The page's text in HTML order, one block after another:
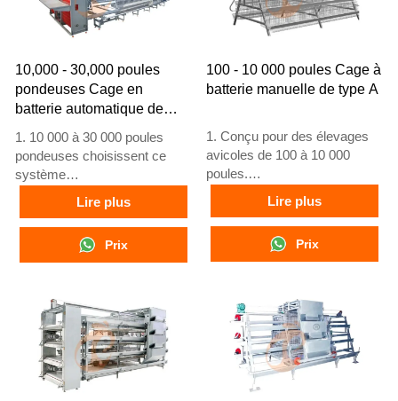
10,000 - 30,000 poules
pondeuses Cage en
batterie automatique de
type A
1. 10 000 à 30 000 poules
pondeuses choisissent ce
système
2. Les poules adultes
commencent à pondre à 16
semaines
3. Durée de vie de plus de 25
24h/24 sur WhatsApp :
+8618830120193, +234
8111199996
Lire plus
Prix
100 - 10 000 poules Cage à
batterie manuelle de type A
1. Conçu pour des élevages
avicoles de 100 à 10 000
poules.
2. Élevage de poules
pondeuses de 12 ou 16
semaines.
3. Durée de vie supérieure à
via WhatsApp au
+8618830120193, +234
8111199996
Lire plus
Prix